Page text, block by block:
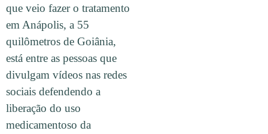
que veio fazer o tratamento
em Anápolis, a 55
quilômetros de Goiânia,
está entre as pessoas que
divulgam vídeos nas redes
sociais defendendo a
liberação do uso
medicamentoso da